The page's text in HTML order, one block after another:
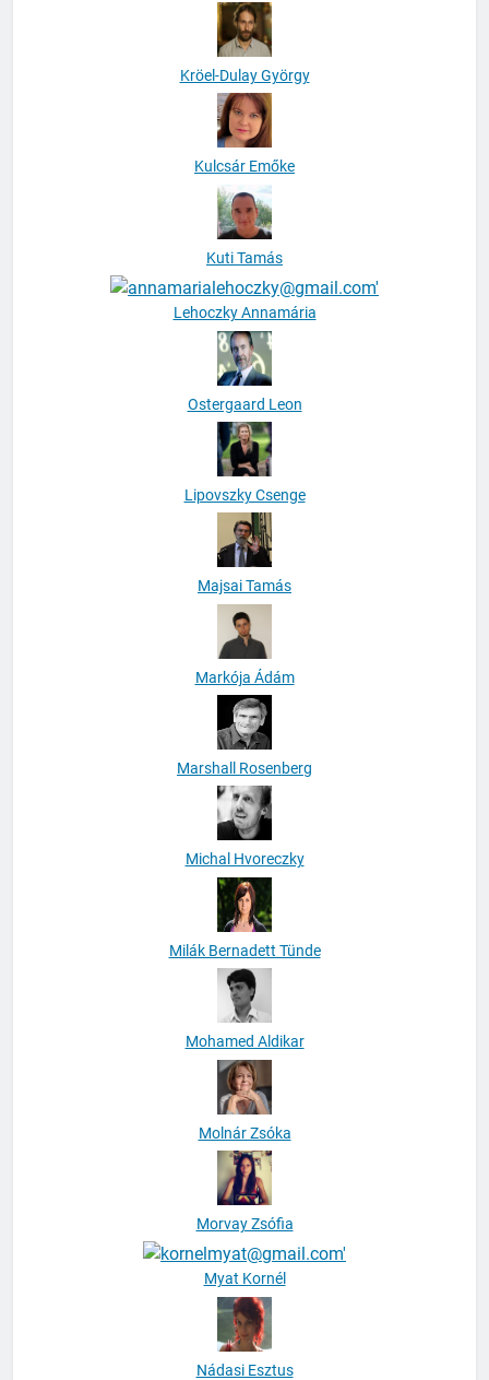
Kröel-Dulay György
Kulcsár Emőke
Kuti Tamás
Lehoczky Annamária
Ostergaard Leon
Lipovszky Csenge
Majsai Tamás
Markója Ádám
Marshall Rosenberg
Michal Hvoreczky
Milák Bernadett Tünde
Mohamed Aldikar
Molnár Zsóka
Morvay Zsófia
Myat Kornél
Nádasi Esztus